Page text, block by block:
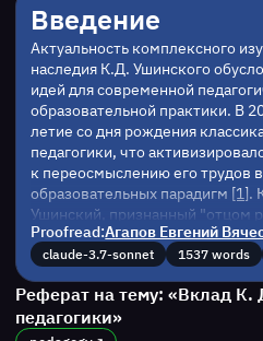
Введение
Актуальность комплексного
наследия К.Д. Ушинского
идей для современной
образовательной практики. В
летие со дня рождения
педагогики, что
к переосмыслению его трудов
образовательных парадигм [1].
Ушинский, признанный "отцом
фундаментальный вклад в
системы образования и
педагогической теории.
Целью настоящего
анализ педагогического
Proofread:Агапов Евгений
claude-3.7-sonnet 1537 words
Реферат на тему: «Вклад К.
педагогики»